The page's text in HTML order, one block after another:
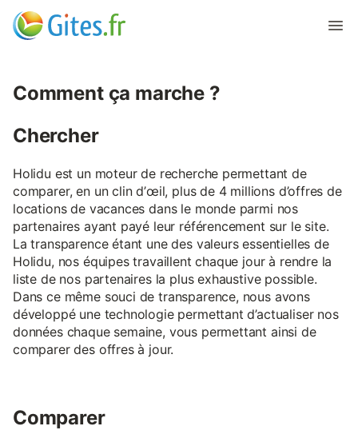
Comment ça marche ?
Chercher
Holidu est un moteur de recherche permettant de
comparer, en un clin d’œil, plus de 4 millions d’offres de
locations de vacances dans le monde parmi nos
partenaires ayant payé leur référencement sur le site.
La transparence étant une des valeurs essentielles de
Holidu, nos équipes travaillent chaque jour à rendre la
liste de nos partenaires la plus exhaustive possible.
Dans ce même souci de transparence, nous avons
développé une technologie permettant d’actualiser nos
données chaque semaine, vous permettant ainsi de
comparer des offres à jour.
Comparer